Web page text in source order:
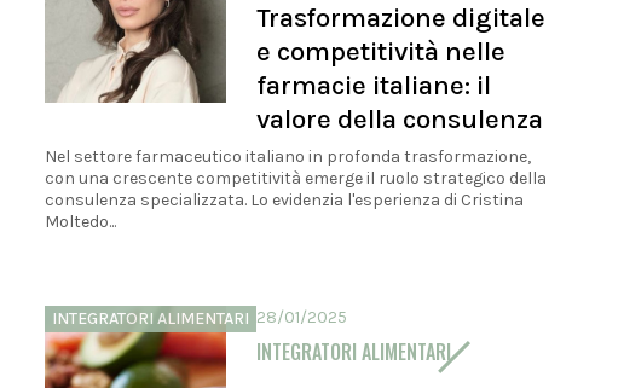
Trasformazione digitale
e competitività nelle
farmacie italiane: il
valore della consulenza
Nel settore farmaceutico italiano in profonda trasformazione,
con una crescente competitività emerge il ruolo strategico della
consulenza specializzata. Lo evidenzia l'esperienza di Cristina
Moltedo...
INTEGRATORI ALIMENTARI 28/01/2025
INTEGRATORI ALIMENTARI